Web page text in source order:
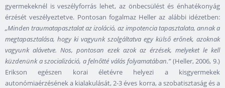
gyermekeknél is veszélyforrás lehet, az önbecsülést és énhatékonyág
érzését veszélyeztetve. Pontosan fogalmaz Heller az alábbi idézetben:
„Minden traumatapasztalat az izoláció, az impotencia tapasztalata, annak a
megtapasztalása, hogy ki vagyunk szolgáltatva egy külső erőnek, azoknak
vagyunk alávetve. Nos, pontosan ezek azok az érzések, melyeket le kell
küzdenünk a szocializáció, a felnőtté válás folyamatában.”(Heller, 2006, 9.)
Erikson egészen korai életévre helyezi a kisgyermekek
autonómiaérzésének a kialakulását, 2-3 éves korra, a szobatisztaság és a